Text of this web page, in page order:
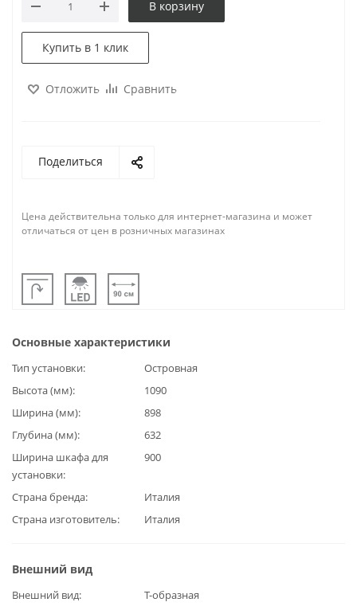
В корзину
Купить в 1 клик
Отложить Сравнить
Поделиться
Цена действительна только для интернет-магазина и может
отличаться от цен в розничных магазинах
Основные характеристики
Тип установки
Островная
Высота (мм)
1090
Ширина (мм)
898
Глубина (мм)
632
Ширина шкафа для
установки
900
Страна бренда
Италия
Страна изготовитель
Италия
Внешний вид
Внешний вид
Т-образная